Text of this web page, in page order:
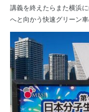
講義を終えたらまた横浜
へと向かう快速グリーン